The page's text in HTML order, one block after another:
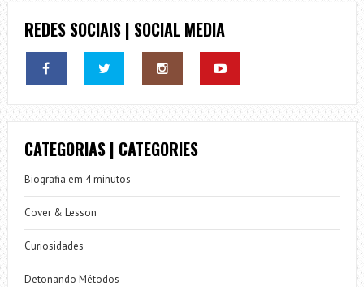
REDES SOCIAIS | SOCIAL MEDIA
CATEGORIAS | CATEGORIES
Biografia em 4 minutos
Cover & Lesson
Curiosidades
Detonando Métodos